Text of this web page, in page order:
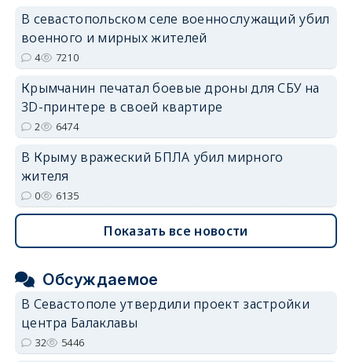
В севастопольском селе военнослужащий убил
военного и мирных жителей
4 7210
Крымчанин печатал боевые дроны для СБУ на
3D-принтере в своей квартире
2 6474
В Крыму вражеский БПЛА убил мирного
жителя
0 6135
Показать все новости
Обсуждаемое
В Севастополе утвердили проект застройки
центра Балаклавы
32 5446